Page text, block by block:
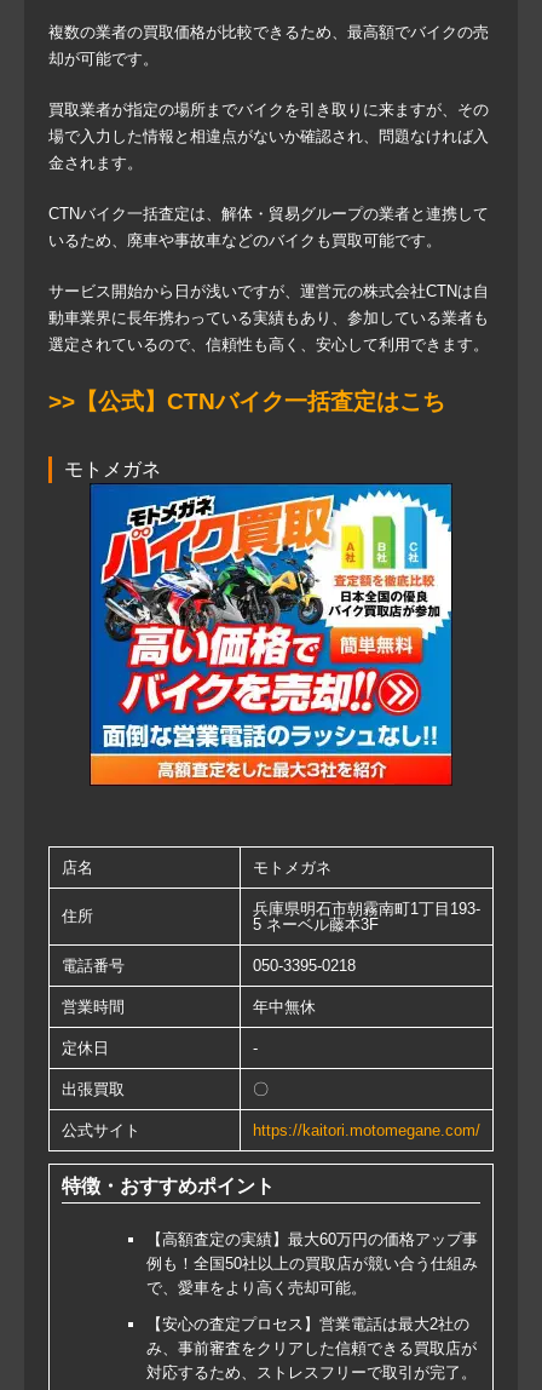
複数の業者の買取価格が比較できるため、最高額でバイクの売
却が可能です。
買取業者が指定の場所までバイクを引き取りに来ますが、その
場で入力した情報と相違点がないか確認され、問題なければ入
金されます。
CTNバイク一括査定は、解体・貿易グループの業者と連携して
いるため、廃車や事故車などのバイクも買取可能です。
サービス開始から日が浅いですが、運営元の株式会社CTNは自
動車業界に長年携わっている実績もあり、参加している業者も
選定されているので、信頼性も高く、安心して利用できます。
>>【公式】CTNバイク一括査定はこち
モトメガネ
店名 モトメガネ
住所
兵庫県明石市朝霧南町1丁目193-
5 ネーベル藤本3F
電話番号 050-3395-0218
営業時間 年中無休
定休日 -
出張買取 〇
公式サイト https://kaitori.motomegane.com/
特徴・おすすめポイント
【高額査定の実績】最大60万円の価格アップ事
例も！全国50社以上の買取店が競い合う仕組み
で、愛車をより高く売却可能。
【安心の査定プロセス】営業電話は最大2社の
み、事前審査をクリアした信頼できる買取店が
対応するため、ストレスフリーで取引が完了。